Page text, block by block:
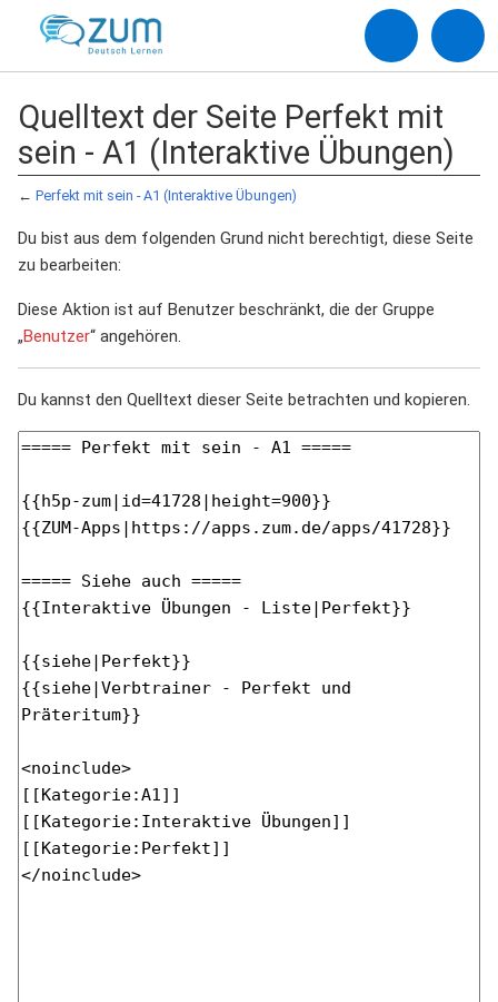
Quelltext der Seite Perfekt mit
sein - A1 (Interaktive Übungen)
← Perfekt mit sein - A1 (Interaktive Übungen)
Du bist aus dem folgenden Grund nicht berechtigt, diese Seite
zu bearbeiten:
Diese Aktion ist auf Benutzer beschränkt, die der Gruppe
„Benutzer“ angehören.
Du kannst den Quelltext dieser Seite betrachten und kopieren.